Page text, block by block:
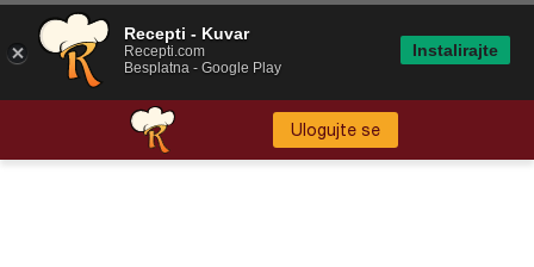
Ulogujte se
Recepti - Kuvar
Recepti.com
Besplatna - Google Play
Instalirajte